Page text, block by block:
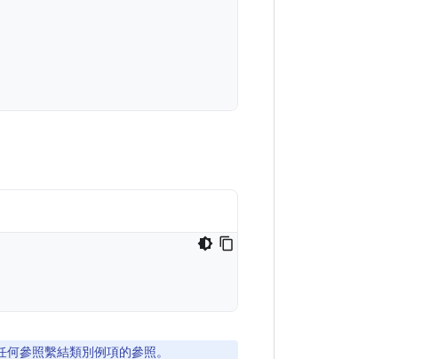
何參照繫結類別例項的參照。